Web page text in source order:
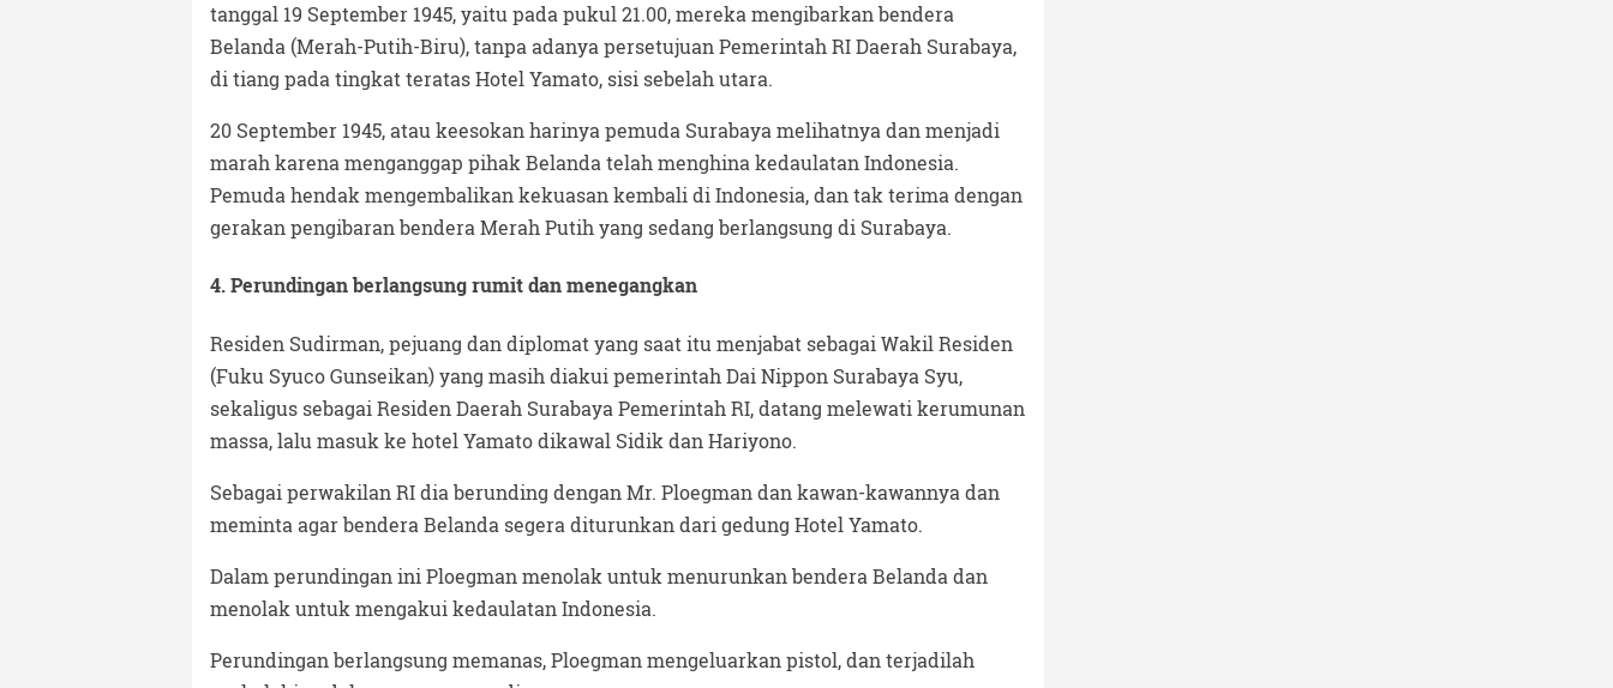
tanggal 19 September 1945, yaitu pada pukul 21.00, mereka mengibarkan bendera
Belanda (Merah-Putih-Biru), tanpa adanya persetujuan Pemerintah RI Daerah Surabaya,
di tiang pada tingkat teratas Hotel Yamato, sisi sebelah utara.
20 September 1945, atau keesokan harinya pemuda Surabaya melihatnya dan menjadi
marah karena menganggap pihak Belanda telah menghina kedaulatan Indonesia.
Pemuda hendak mengembalikan kekuasan kembali di Indonesia, dan tak terima dengan
gerakan pengibaran bendera Merah Putih yang sedang berlangsung di Surabaya.
4. Perundingan berlangsung rumit dan menegangkan
Residen Sudirman, pejuang dan diplomat yang saat itu menjabat sebagai Wakil Residen
(Fuku Syuco Gunseikan) yang masih diakui pemerintah Dai Nippon Surabaya Syu,
sekaligus sebagai Residen Daerah Surabaya Pemerintah RI, datang melewati kerumunan
massa, lalu masuk ke hotel Yamato dikawal Sidik dan Hariyono.
Sebagai perwakilan RI dia berunding dengan Mr. Ploegman dan kawan-kawannya dan
meminta agar bendera Belanda segera diturunkan dari gedung Hotel Yamato.
Dalam perundingan ini Ploegman menolak untuk menurunkan bendera Belanda dan
menolak untuk mengakui kedaulatan Indonesia.
Perundingan berlangsung memanas, Ploegman mengeluarkan pistol, dan terjadilah